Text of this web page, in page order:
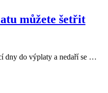
můžete šetřit
dny do výplaty a nedaří se …